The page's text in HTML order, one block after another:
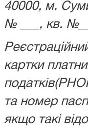
40000, м.
№ ___, кв.
картки
та номер
якщо такі